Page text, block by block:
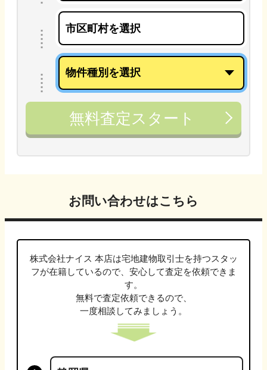
無料査定スタート
お問い合わせはこちら
株式会社ナイス 本店は宅地建物取引士を持つスタッ
フが在籍しているので、安心して査定を依頼できま
す。
無料で査定依頼できるので、
一度相談してみましょう。